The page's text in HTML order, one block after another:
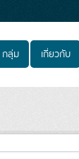
กลุ่ม เกี่ยวกับ